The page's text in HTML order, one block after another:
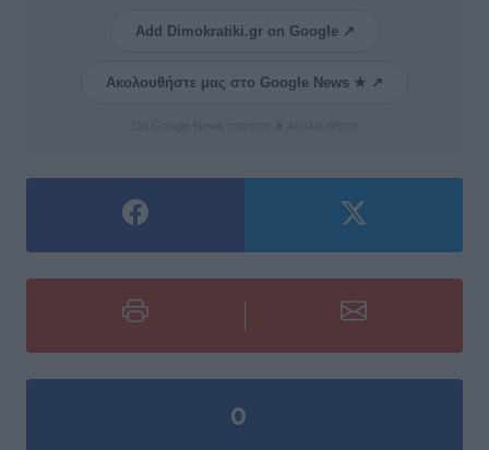
Add Dimokratiki.gr on Google ↗
Ακολουθήστε μας στο Google News ★ ↗
0